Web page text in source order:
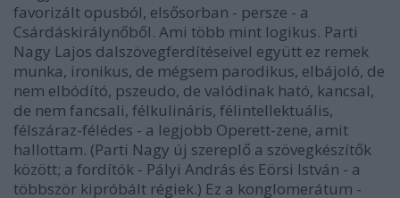
favorizált opusból, elsősorban - persze - a
Csárdáskirálynőből. Ami több mint logikus. Parti
Nagy Lajos dalszövegferdítéseivel együtt ez remek
munka, ironikus, de mégsem parodikus, elbájoló, de
nem elbódító, pszeudo, de valódinak ható, kancsal,
de nem fancsali, félkulináris, félintellektuális,
félszáraz-félédes - a legjobb Operett-zene, amit
hallottam. (Parti Nagy új szereplő a szövegkészítők
között; a fordítók - Pályi András és Eörsi István - a
többször kipróbált régiek.) Ez a konglomerátum -